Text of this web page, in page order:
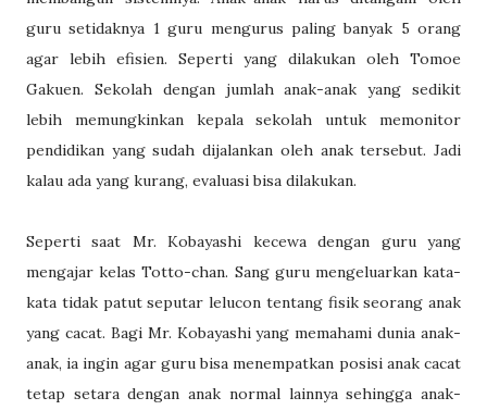
guru setidaknya 1 guru mengurus paling banyak 5 orang
agar lebih efisien. Seperti yang dilakukan oleh Tomoe
Gakuen. Sekolah dengan jumlah anak-anak yang sedikit
lebih memungkinkan kepala sekolah untuk memonitor
pendidikan yang sudah dijalankan oleh anak tersebut. Jadi
kalau ada yang kurang, evaluasi bisa dilakukan.
Seperti saat Mr. Kobayashi kecewa dengan guru yang
mengajar kelas Totto-chan. Sang guru mengeluarkan kata-
kata tidak patut seputar lelucon tentang fisik seorang anak
yang cacat. Bagi Mr. Kobayashi yang memahami dunia anak-
anak, ia ingin agar guru bisa menempatkan posisi anak cacat
tetap setara dengan anak normal lainnya sehingga anak-